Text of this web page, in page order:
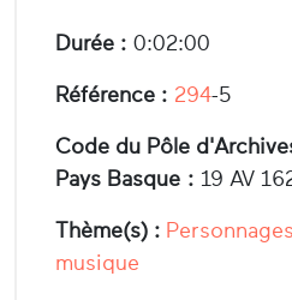
Durée : 0:02:00
Référence : 294-5
Code du Pôle
Pays Basque : 19 AV
Thème(s) : Personnages
musique